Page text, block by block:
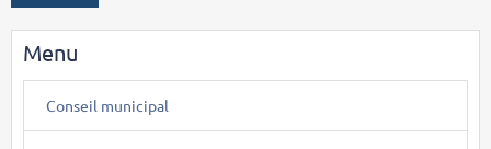
Menu
Conseil municipal